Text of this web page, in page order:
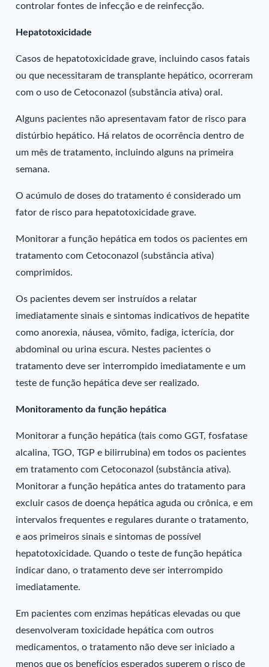
controlar fontes de infecção e de reinfecção.
Hepatotoxicidade
Casos de hepatotoxicidade grave, incluindo casos fatais
ou que necessitaram de transplante hepático, ocorreram
com o uso de Cetoconazol (substância ativa) oral.
Alguns pacientes não apresentavam fator de risco para
distúrbio hepático. Há relatos de ocorrência dentro de
um mês de tratamento, incluindo alguns na primeira
semana.
O acúmulo de doses do tratamento é considerado um
fator de risco para hepatotoxicidade grave.
Monitorar a função hepática em todos os pacientes em
tratamento com Cetoconazol (substância ativa)
comprimidos.
Os pacientes devem ser instruídos a relatar
imediatamente sinais e sintomas indicativos de hepatite
como anorexia, náusea, vômito, fadiga, icterícia, dor
abdominal ou urina escura. Nestes pacientes o
tratamento deve ser interrompido imediatamente e um
teste de função hepática deve ser realizado.
Monitoramento da função hepática
Monitorar a função hepática (tais como GGT, fosfatase
alcalina, TGO, TGP e bilirrubina) em todos os pacientes
em tratamento com Cetoconazol (substância ativa).
Monitorar a função hepática antes do tratamento para
excluir casos de doença hepática aguda ou crônica, e em
intervalos frequentes e regulares durante o tratamento,
e aos primeiros sinais e sintomas de possível
hepatotoxicidade. Quando o teste de função hepática
indicar dano, o tratamento deve ser interrompido
imediatamente.
Em pacientes com enzimas hepáticas elevadas ou que
desenvolveram toxicidade hepática com outros
medicamentos, o tratamento não deve ser iniciado a
menos que os benefícios esperados superem o risco de